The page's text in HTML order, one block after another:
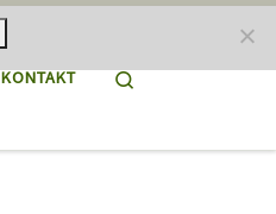
KONTAKT Search